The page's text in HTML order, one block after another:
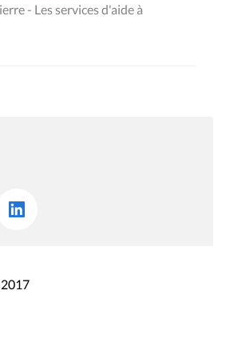
- Les services d'aide à